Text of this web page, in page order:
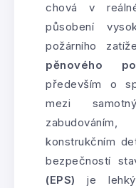
chová v
působení
požárního
pěnového
především o
mezi
konstrukčním
bezpečností
(EPS) je